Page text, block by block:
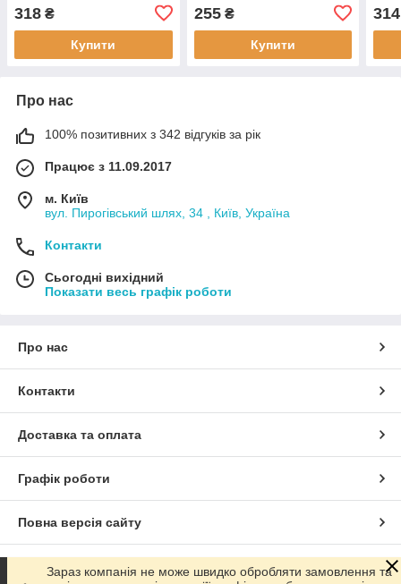
1006209634, 2149, 137888
318 ₴
Купити
1006209406, 3195, 131097
255₴
Купити
314
Про нас
100% позитивних з 342 відгуків за рік
Працює з 11.09.2017
м. Київ
вул. Пирогівський шлях, 34 , Київ, Україна
Контакти
Сьогодні вихідний
Показати весь графік роботи
Про нас
Контакти
Доставка та оплата
Графік роботи
Повна версія сайту
Сайт створено на маркетплейсі Prom.ua
Зараз компанія не може швидко обробляти замовлення та